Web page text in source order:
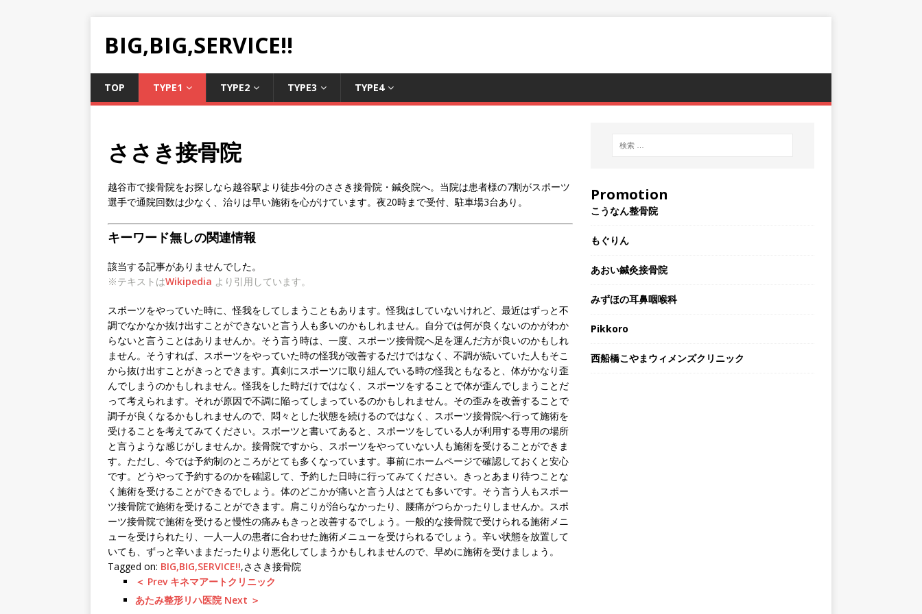
BIG,BIG,SERVICE!!
TOP TYPE1 TYPE2 TYPE3 TYPE4
ささき接骨院
越谷市で接骨院をお探しなら越谷駅より徒歩4分のささき接骨院・鍼灸院へ。当院は患者様の7割がスポーツ
選手で通院回数は少なく、治りは早い施術を心がけています。夜20時まで受付、駐車場3台あり。
キーワード無しの関連情報
該当する記事がありませんでした。
※テキストはWikipedia より引用しています。
スポーツをやっていた時に、怪我をしてしまうこともあります。怪我はしていないけれど、最近はずっと不
調でなかなか抜け出すことができないと言う人も多いのかもしれません。自分では何が良くないのかがわか
らないと言うことはありませんか。そう言う時は、一度、スポーツ接骨院へ足を運んだ方が良いのかもしれ
ません。そうすれば、スポーツをやっていた時の怪我が改善するだけではなく、不調が続いていた人もそこ
から抜け出すことがきっとできます。真剣にスポーツに取り組んでいる時の怪我ともなると、体がかなり歪
んでしまうのかもしれません。怪我をした時だけではなく、スポーツをすることで体が歪んでしまうことだ
って考えられます。それが原因で不調に陥ってしまっているのかもしれません。その歪みを改善することで
調子が良くなるかもしれませんので、悶々とした状態を続けるのではなく、スポーツ接骨院へ行って施術を
受けることを考えてみてください。スポーツと書いてあると、スポーツをしている人が利用する専用の場所
と言うような感じがしませんか。接骨院ですから、スポーツをやっていない人も施術を受けることができま
す。ただし、今では予約制のところがとても多くなっています。事前にホームページで確認しておくと安心
です。どうやって予約するのかを確認して、予約した日時に行ってみてください。きっとあまり待つことな
く施術を受けることができるでしょう。体のどこかが痛いと言う人はとても多いです。そう言う人もスポー
ツ接骨院で施術を受けることができます。肩こりが治らなかったり、腰痛がつらかったりしませんか。スポ
ーツ接骨院で施術を受けると慢性の痛みもきっと改善するでしょう。一般的な接骨院で受けられる施術メニ
ューを受けられたり、一人一人の患者に合わせた施術メニューを受けられるでしょう。辛い状態を放置して
いても、ずっと辛いままだったりより悪化してしまうかもしれませんので、早めに施術を受けましょう。
Tagged on: BIG,BIG,SERVICE!!,ささき接骨院
＜ Prev キネマアートクリニック
あたみ整形リハ医院 Next ＞
Promotion
こうなん整骨院
もぐりん
あおい鍼灸接骨院
みずほの耳鼻咽喉科
Pikkoro
西船橋こやまウィメンズクリニック